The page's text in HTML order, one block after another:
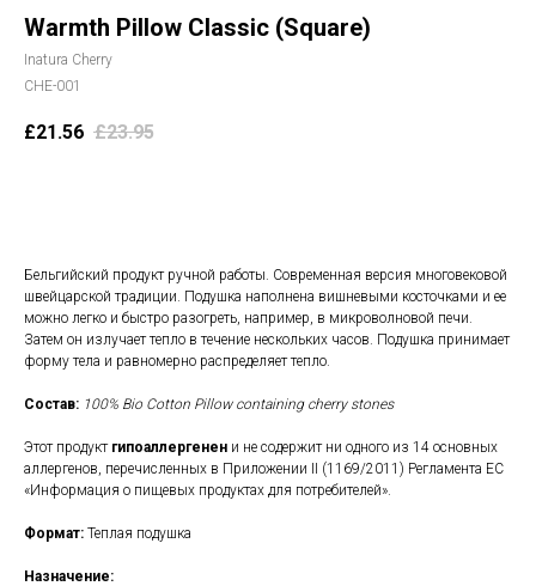
Warmth Pillow Classic (Square)
Inatura Cherry
CHE-001
£21.56 £23.95
Бельгийский продукт ручной работы. Современная версия многовековой
швейцарской традиции. Подушка наполнена вишневыми косточками и ее
можно легко и быстро разогреть, например, в микроволновой печи.
Затем он излучает тепло в течение нескольких часов. Подушка принимает
форму тела и равномерно распределяет тепло.
Состав: 100% Bio Cotton Pillow containing cherry stones
Этот продукт гипоаллергенен и не содержит ни одного из 14 основных
аллергенов, перечисленных в Приложении II (1169/2011) Регламента ЕС
«Информация о пищевых продуктах для потребителей».
Формат: Теплая подушка
Назначение: